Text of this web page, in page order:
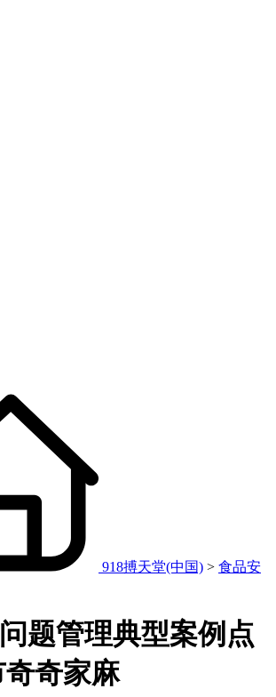
918搏天堂(中国) > 食品安
题管理典型案例点
奇家麻